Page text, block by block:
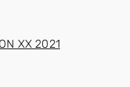
XX 2021